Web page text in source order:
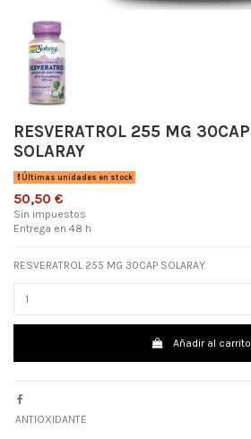
RESVERATROL 255 MG 30CAP
SOLARAY
Últimas unidades en stock
50,50 €
Sin impuestos
Entrega en 48 h
RESVERATROL 255 MG 30CAP SOLARAY
Añadir al carrito
ANTIOXIDANTE